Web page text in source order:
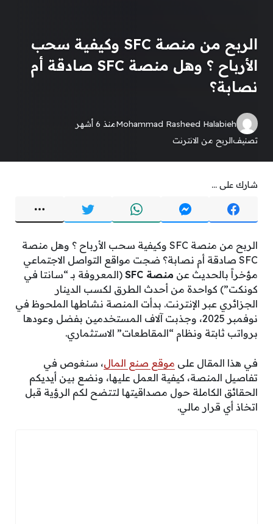
الربح من منصة SFC وكيفية سحب
الأرباح ؟ وهل منصة SFC صادقة أم
نصابة؟
Mohammad Rasheed Halabiehمنذ 6 أشهر
تصنيفالربح من الانترنت
شارك على ...
الربح من منصة SFC وكيفية سحب الأرباح ؟ وهل منصة
SFC صادقة أم نصابة؟ ضجت مواقع التواصل الاجتماعي
مؤخراً بالحديث عن منصة SFC
(المعروفة بـ “سانتا في
كونكت”) كواحدة من أحدث الطرق لكسب الدينار
الجزائري عبر الإنترنت. بدأت المنصة نشاطها الملحوظ في
نوفمبر 2025، وجذبت آلاف المستخدمين بفضل وعودها
برواتب ثابتة ونظام “المقاطعات” الاستثماري.
في هذا المقال على موقع صنع المال، سنغوص في
تفاصيل المنصة، كيفية العمل عليها، ونضع بين أيديكم
الحقائق الكاملة حول مصداقيتها لتتضح لكم الرؤية قبل
اتخاذ أي قرار مالي.